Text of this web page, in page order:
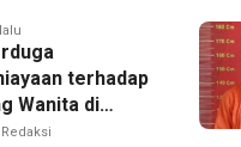
terhadap
Wanita di
Polisi
Redaksi